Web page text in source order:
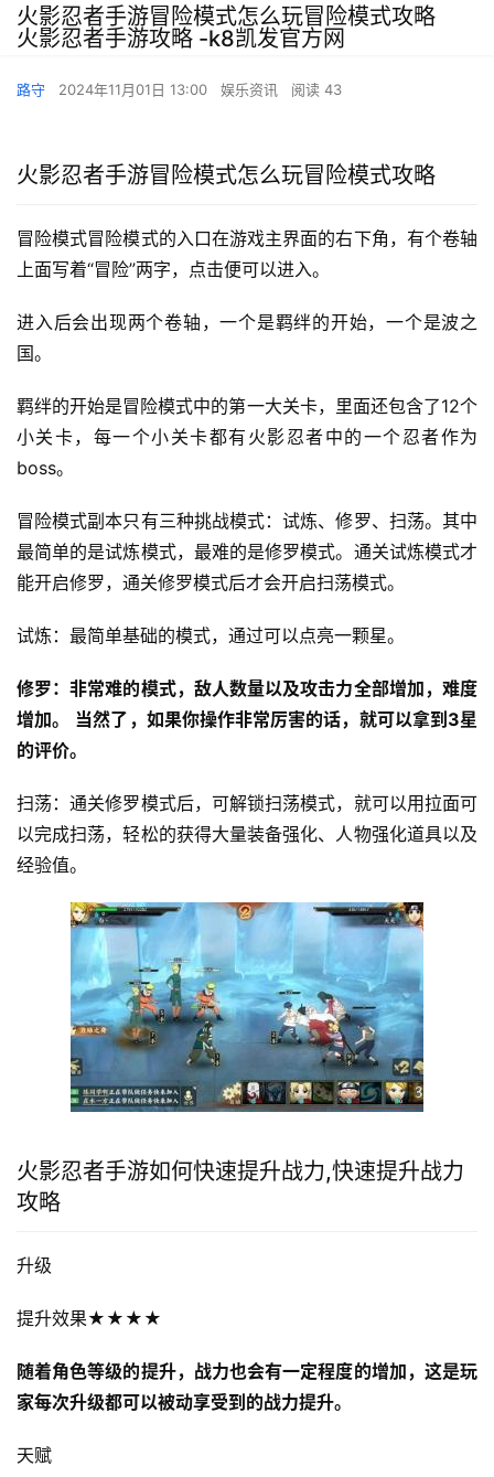
火影忍者手游冒险模式怎么玩冒险模式攻略
火影忍者手游攻略 -k8凯发官方网
路守 2024年11月01日 13:00 娱乐资讯 阅读 43
火影忍者手游冒险模式怎么玩冒险模式攻略
冒险模式冒险模式的入口在游戏主界面的右下角，有个卷轴
上面写着“冒险”两字，点击便可以进入。
进入后会出现两个卷轴，一个是羁绊的开始，一个是波之
国。
羁绊的开始是冒险模式中的第一大关卡，里面还包含了12个
小关卡，每一个小关卡都有火影忍者中的一个忍者作为
boss。
冒险模式副本只有三种挑战模式：试炼、修罗、扫荡。其中
最简单的是试炼模式，最难的是修罗模式。通关试炼模式才
能开启修罗，通关修罗模式后才会开启扫荡模式。
试炼：最简单基础的模式，通过可以点亮一颗星。
修罗：非常难的模式，敌人数量以及攻击力全部增加，难度
增加。
当然了，如果你操作非常厉害的话，就可以拿到3星
的评价。
扫荡：通关修罗模式后，可解锁扫荡模式，就可以用拉面可
以完成扫荡，轻松的获得大量装备强化、人物强化道具以及
经验值。
火影忍者手游如何快速提升战力,快速提升战力
攻略
升级
提升效果★★★★
随着角色等级的提升，战力也会有一定程度的增加，这是玩
家每次升级都可以被动享受到的战力提升。
天赋